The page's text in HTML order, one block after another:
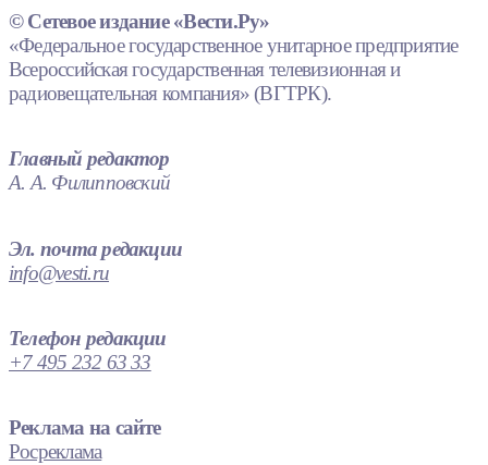
© Сетевое издание «Вести.Ру»
«Федеральное государственное унитарное предприятие
Всероссийская государственная телевизионная и
радиовещательная компания» (ВГТРК).
Главный редактор
А. А. Филипповский
Эл. почта редакции
info@vesti.ru
Телефон редакции
+7 495 232 63 33
Реклама на сайте
Росреклама